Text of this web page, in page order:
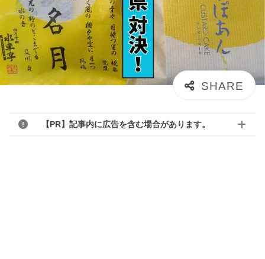
【PR】記事内に広告を含む場合があります。